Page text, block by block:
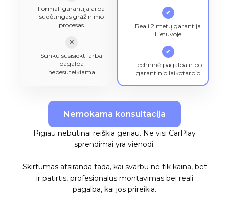
Formali garantija arba
sudėtingas grąžinimo
procesas
✕
Sunku susisiekti arba
pagalba
nebesuteikiama
✔
Reali 2 metų garantija
Lietuvoje
✔
Techninė pagalba ir po
garantinio laikotarpio
Nemokama konsultacija
Pigiau nebūtinai reiškia geriau. Ne visi CarPlay
sprendimai yra vienodi.
Skirtumas atsiranda tada, kai svarbu ne tik kaina, bet
ir patirtis, profesionalus montavimas bei reali
pagalba, kai jos prireikia.